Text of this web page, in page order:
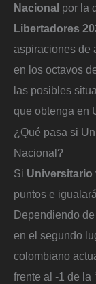
Nacional por la
Libertadores
aspiraciones de
en los octavos
las posibles
que obtenga en
¿Qué pasa si
Nacional?
Si Universitario
puntos e
Dependiendo
en el segundo
colombiano
frente al -1 de la